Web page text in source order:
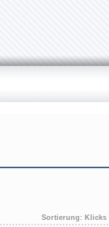
Sortierung: Klicks